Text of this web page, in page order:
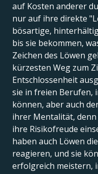
auf Kosten anderer
nur auf ihre direkte
bösartige,
bis sie bekommen,
Zeichen des Löwen
kürzesten Weg zum
Entschlossenheit
sie in freien Berufen,
können, aber auch
ihrer Mentalität, denn
ihre Risikofreude
haben auch Löwen
reagieren, und sie
erfolgreich meistern,